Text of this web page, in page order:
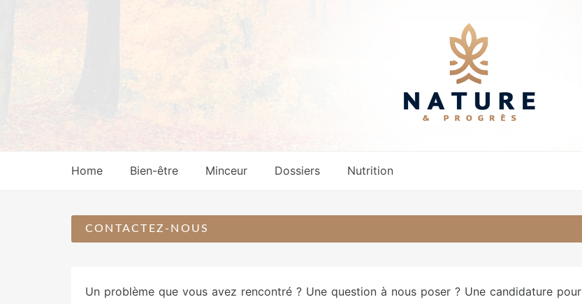
Home Bien-être Minceur Dossiers Nutrition
CONTACTEZ-NOUS
Un problème que vous avez rencontré ? Une question à nous poser ? Une candidature pour